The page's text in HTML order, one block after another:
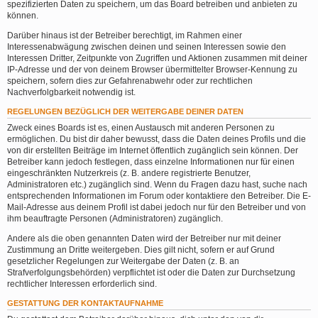
spezifizierten Daten zu speichern, um das Board betreiben und anbieten zu
können.
Darüber hinaus ist der Betreiber berechtigt, im Rahmen einer
Interessenabwägung zwischen deinen und seinen Interessen sowie den
Interessen Dritter, Zeitpunkte von Zugriffen und Aktionen zusammen mit deiner
IP-Adresse und der von deinem Browser übermittelter Browser-Kennung zu
speichern, sofern dies zur Gefahrenabwehr oder zur rechtlichen
Nachverfolgbarkeit notwendig ist.
REGELUNGEN BEZÜGLICH DER WEITERGABE DEINER DATEN
Zweck eines Boards ist es, einen Austausch mit anderen Personen zu
ermöglichen. Du bist dir daher bewusst, dass die Daten deines Profils und die
von dir erstellten Beiträge im Internet öffentlich zugänglich sein können. Der
Betreiber kann jedoch festlegen, dass einzelne Informationen nur für einen
eingeschränkten Nutzerkreis (z. B. andere registrierte Benutzer,
Administratoren etc.) zugänglich sind. Wenn du Fragen dazu hast, suche nach
entsprechenden Informationen im Forum oder kontaktiere den Betreiber. Die E-
Mail-Adresse aus deinem Profil ist dabei jedoch nur für den Betreiber und von
ihm beauftragte Personen (Administratoren) zugänglich.
Andere als die oben genannten Daten wird der Betreiber nur mit deiner
Zustimmung an Dritte weitergeben. Dies gilt nicht, sofern er auf Grund
gesetzlicher Regelungen zur Weitergabe der Daten (z. B. an
Strafverfolgungsbehörden) verpflichtet ist oder die Daten zur Durchsetzung
rechtlicher Interessen erforderlich sind.
GESTATTUNG DER KONTAKTAUFNAHME